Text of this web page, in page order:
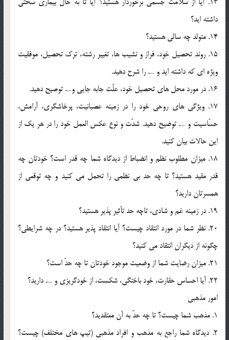
داشته ايد؟
14. متولد چه سالي هستيد؟
15. روند تحصيل خود، فراز و نشيب ها، تغيير رشته، ترک تحصيل، موفقيت
ويژه اي که داشته ايد و …. را شرح دهيد.
16. در مورد محل هاي تحصيل خود، علّت جابه جايي و…. توصيح دهيد.
17. ويژگي هاي روحي خود را در زمينه عصبانيت، پرخاشگري، آرامش،
حسّاسيت و …. توضيح دهيد. شدّت و نوع عکس العمل خود را در هر يک از
اين حالات بيان کنيد.
18. ميزان مطلوب نظم و انضباط از ديدگاه شما چه قدر است؟ خودتان چه
قدر مقيد هستيد؟ تا چه حد بي نظمي را تحمل مي کنيد و چه توقعي از
همسرتان داريد؟
19. در زمينه غم و شادي، تاچه حد تأثير پذير هستيد؟
20. نظر شما در مورد انتقاد چيست؟ آيا انتقاد پذير هستيد؟ در چه شرايطي؟
چگونه از ديگران انتقاد مي کنيد؟
21. ميزان رضايت شما از وضعيت موجود خودتان تا چه حدّ است؟
22. آيا احساس حقارت، خود باختگي، شکست، از خودگريزي و …. داريد؟
امور مذهبي
1. مذهب شما چيست؟ تا چه حدّ به آن معتقديد؟
2. ديدگاه شما راجع به مذهب و افراد مذهبي (تيپ هاي مختلف) چيست؟